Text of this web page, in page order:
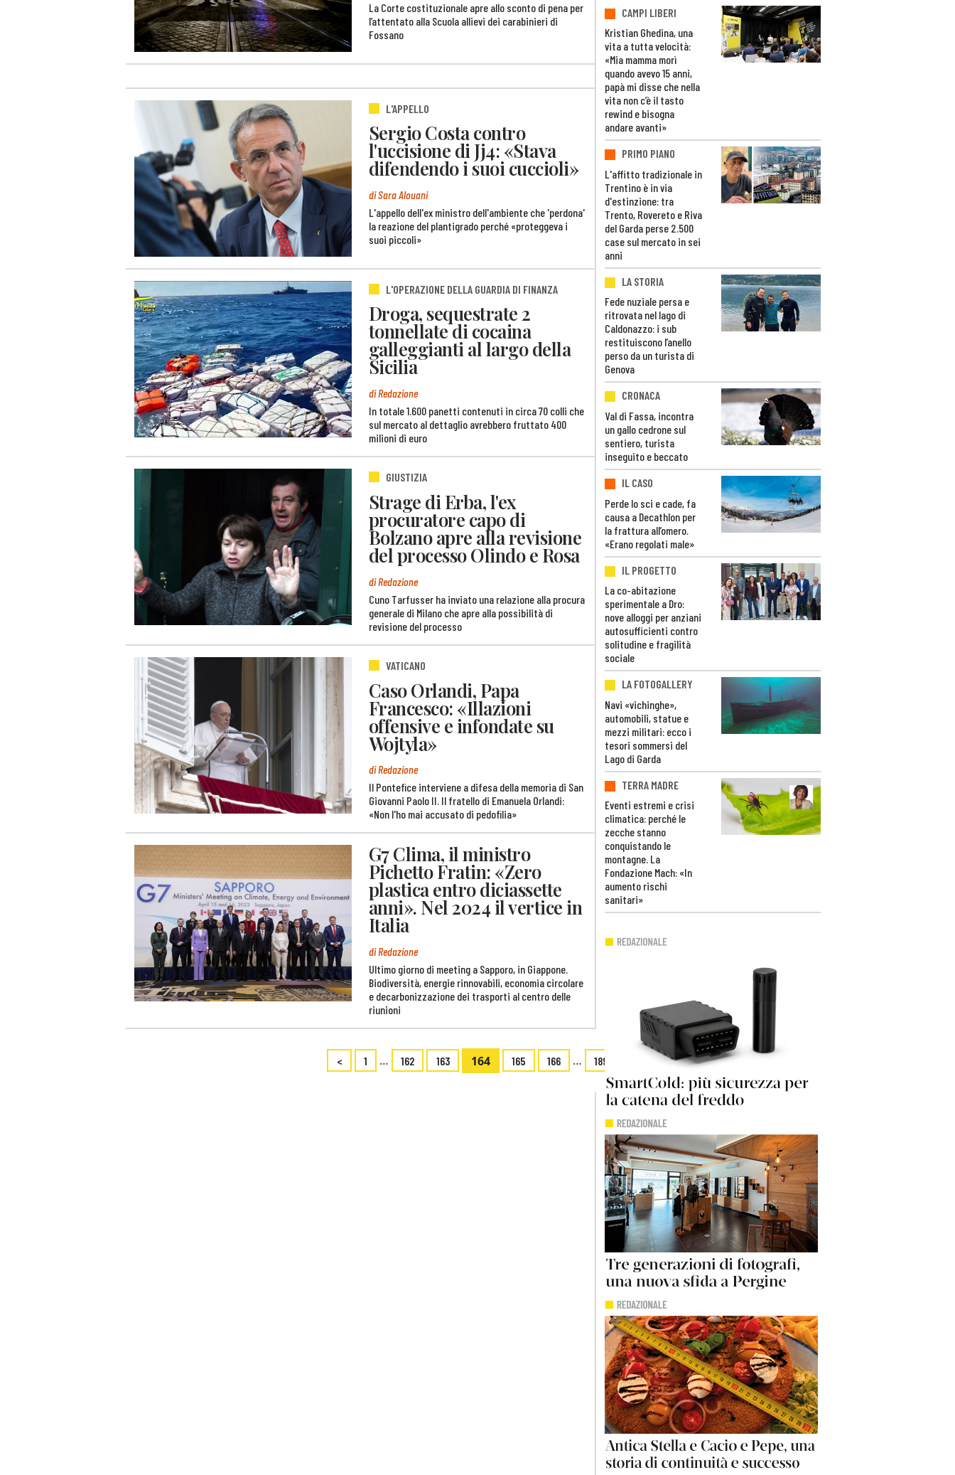
La Corte costituzionale apre allo sconto di pena per
l’attentato alla Scuola allievi dei carabinieri di
Fossano
L'APPELLO
Sergio Costa contro
l'uccisione di Jj4: «Stava
difendendo i suoi cuccioli»
di Sara Alouani
L'appello dell'ex ministro dell'ambiente che 'perdona'
la reazione del plantigrado perché «proteggeva i
suoi piccoli»
L'OPERAZIONE DELLA GUARDIA DI FINANZA
Droga, sequestrate 2
tonnellate di cocaina
galleggianti al largo della
Sicilia
di Redazione
In totale 1.600 panetti contenuti in circa 70 colli che
sul mercato al dettaglio avrebbero fruttato 400
milioni di euro
GIUSTIZIA
Strage di Erba, l'ex
procuratore capo di
Bolzano apre alla revisione
del processo Olindo e Rosa
di Redazione
Cuno Tarfusser ha inviato una relazione alla procura
generale di Milano che apre alla possibilità di
revisione del processo
VATICANO
Caso Orlandi, Papa
Francesco: «Illazioni
offensive e infondate su
Wojtyla»
di Redazione
Il Pontefice interviene a difesa della memoria di San
Giovanni Paolo II. Il fratello di Emanuela Orlandi:
«Non l'ho mai accusato di pedofilia»
G7 Clima, il ministro
Pichetto Fratin: «Zero
plastica entro diciassette
anni». Nel 2024 il vertice in
Italia
di Redazione
Ultimo giorno di meeting a Sapporo, in Giappone.
Biodiversità, energie rinnovabili, economia circolare
e decarbonizzazione dei trasporti al centro delle
riunioni
< 1 … 162 163 164 165 166 … 189
CAMPI LIBERI
Kristian Ghedina, una
vita a tutta velocità:
«Mia mamma morì
quando avevo 15 anni,
papà mi disse che nella
vita non c’è il tasto
rewind e bisogna
andare avanti»
PRIMO PIANO
L'affitto tradizionale in
Trentino è in via
d'estinzione: tra
Trento, Rovereto e Riva
del Garda perse 2.500
case sul mercato in sei
anni
LA STORIA
Fede nuziale persa e
ritrovata nel lago di
Caldonazzo: i sub
restituiscono l’anello
perso da un turista di
Genova
CRONACA
Val di Fassa, incontra
un gallo cedrone sul
sentiero, turista
inseguito e beccato
IL CASO
Perde lo sci e cade, fa
causa a Decathlon per
la frattura all’omero.
«Erano regolati male»
IL PROGETTO
La co-abitazione
sperimentale a Dro:
nove alloggi per anziani
autosufficienti contro
solitudine e fragilità
sociale
LA FOTOGALLERY
Navi «vichinghe»,
automobili, statue e
mezzi militari: ecco i
tesori sommersi del
Lago di Garda
TERRA MADRE
Eventi estremi e crisi
climatica: perché le
zecche stanno
conquistando le
montagne. La
Fondazione Mach: «In
aumento rischi
sanitari»